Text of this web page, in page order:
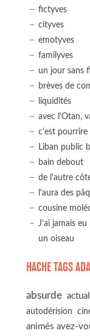
fictyves
cityves
emotyves
familyves
un jour sans
brèves de
liquidités
avec l'Otan,
c'est pourrire
Liban public
bain debout
de l'autre
l'aura des
cousine
J’ai jamais
un oiseau
HACHE TAGS ADA
absurde
autodérision
animés avez-